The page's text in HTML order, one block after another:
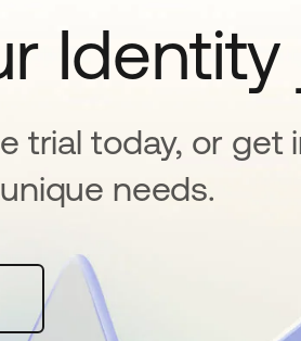
Identity
trial today, or get
needs.